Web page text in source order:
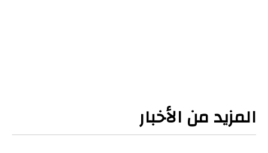
المزيد من الأخبار